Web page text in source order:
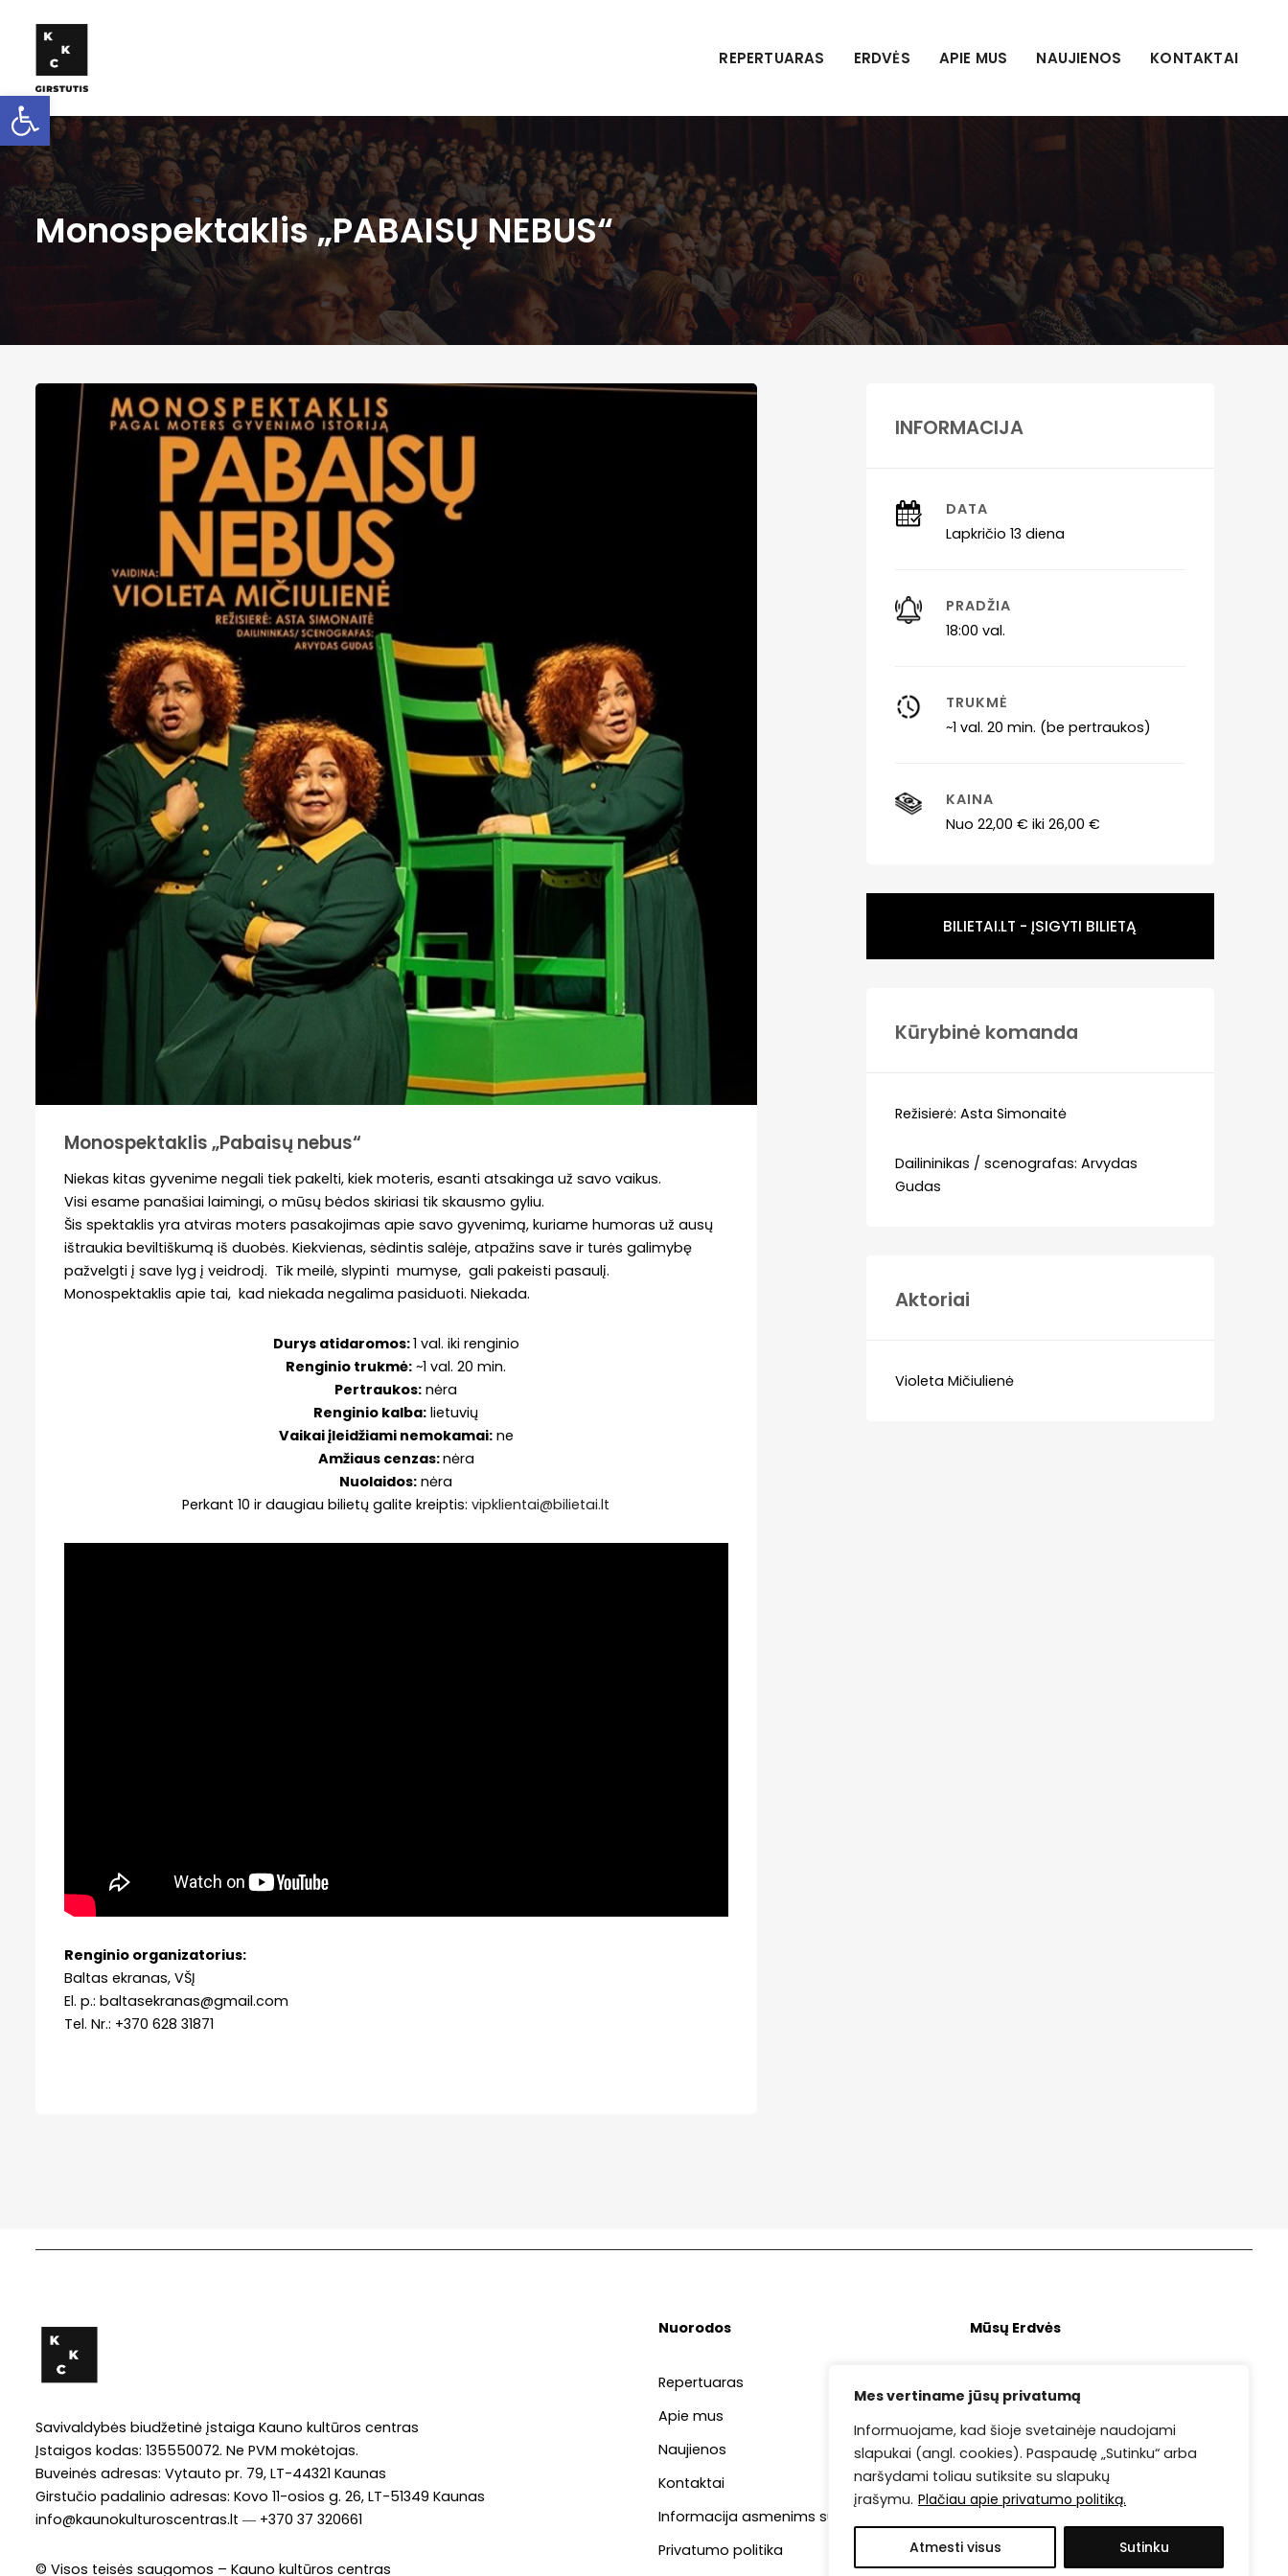
Open toolbar
Mes vertiname jūsų privatumą
Informuojame, kad šioje svetainėje naudojami
slapukai (angl. cookies). Paspaudę „Sutinku“ arba
naršydami toliau sutiksite su slapukų
įrašymu. Plačiau apie privatumo politiką.
Atmesti visus Sutinku
REPERTUARAS ERDVĖS APIE MUS NAUJIENOS KONTAKTAI
Monospektaklis „PABAISŲ NEBUS“
Monospektaklis „Pabaisų nebus“
Niekas kitas gyvenime negali tiek pakelti, kiek moteris, esanti atsakinga už savo vaikus.
Visi esame panašiai laimingi, o mūsų bėdos skiriasi tik skausmo gyliu.
Šis spektaklis yra atviras moters pasakojimas apie savo gyvenimą, kuriame humoras už ausų
ištraukia beviltiškumą iš duobės. Kiekvienas, sėdintis salėje, atpažins save ir turės galimybę
pažvelgti į save lyg į veidrodį. Tik meilė, slypinti mumyse, gali pakeisti pasaulį.
Monospektaklis apie tai, kad niekada negalima pasiduoti. Niekada.
Durys atidaromos:1 val. iki renginio
Renginio trukmė: ~1 val. 20 min.
Pertraukos: nėra
Renginio kalba: lietuvių
Vaikai įleidžiami nemokamai:ne
Amžiaus cenzas:nėra
Nuolaidos: nėra
Perkant 10 ir daugiau bilietų galite kreiptis:vipklientai@bilietai.lt
Renginio organizatorius:
Baltas ekranas, VŠĮ
El. p.: baltasekranas@gmail.com
Tel. Nr.: +370 628 31871
INFORMACIJA
DATA
Lapkričio 13 diena
PRADŽIA
18:00 val.
TRUKMĖ
~1 val. 20 min. (be pertraukos)
KAINA
Nuo 22,00 € iki 26,00 €
BILIETAI.LT - ĮSIGYTI BILIETĄ
Kūrybinė komanda
Režisierė: Asta Simonaitė
Dailininikas / scenografas: Arvydas
Gudas
Aktoriai
Violeta Mičiulienė
Savivaldybės biudžetinė įstaiga Kauno kultūros centras
Įstaigos kodas: 135550072. Ne PVM mokėtojas.
Buveinės adresas: Vytauto pr. 79, LT-44321 Kaunas
Girstučio padalinio adresas: Kovo 11-osios g. 26, LT-51349 Kaunas
info@kaunokulturoscentras.lt ― +370 37 320661
© Visos teisės saugomos – Kauno kultūros centras
Nuorodos
Repertuaras
Apie mus
Naujienos
Kontaktai
Informacija asmenims su negalia
Privatumo politika
Mūsų Erdvės
Repeticijų salė